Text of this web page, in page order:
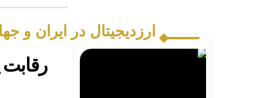
ارزدیجیتال در ایران و